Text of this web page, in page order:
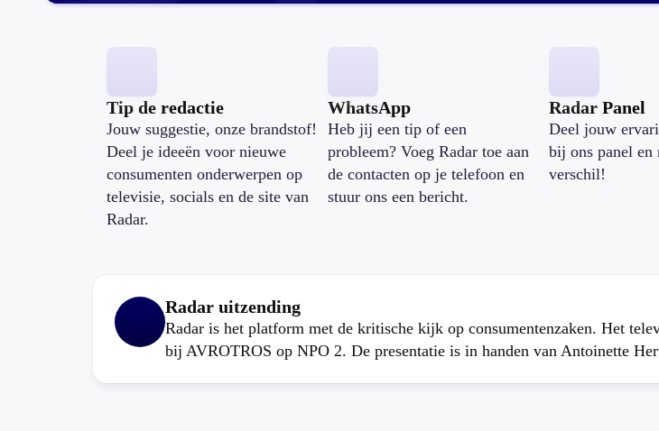
Tip de redactie
Jouw suggestie, onze brandstof!
Deel je ideeën voor nieuwe
consumenten onderwerpen op
televisie, socials en de site van
Radar.
WhatsApp
Heb jij een tip of een
probleem? Voeg Radar toe aan
de contacten op je telefoon en
stuur ons een bericht.
Radar Panel
Deel jouw
bij ons panel en
verschil!
Radar uitzending
Radar is het platform met de kritische kijk op consumentenzaken. Het
bij AVROTROS op NPO 2. De presentatie is in handen van Antoinette